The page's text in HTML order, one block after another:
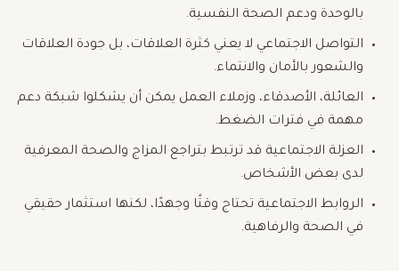
بالوحدة ودعم الصحة النفسية.
التواصل الاجتماعي لا يعني كثرة العلاقات، بل جودة العلاقات
والشعور بالأمان والانتماء.
العائلة، الأصدقاء، وزملاء العمل يمكن أن يشكلوا شبكة دعم
مهمة في فترات الضغط.
العزلة الاجتماعية قد ترتبط بتراجع المزاج والصحة المعرفية
لدى بعض الأشخاص.
الروابط الاجتماعية تحتاج وقتًا وجهدًا، لكنها استثمار حقيقي
في الصحة والرفاهية.